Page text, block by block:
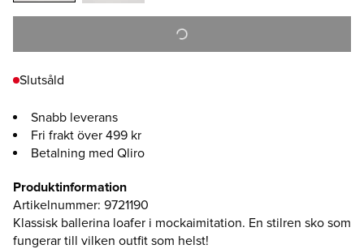
Slutsåld
Snabb leverans
Fri frakt över 499 kr
Betalning med Qliro
Produktinformation
Artikelnummer: 9721190
Klassisk ballerina loafer i mockaimitation. En stilren sko som
fungerar till vilken outfit som helst!